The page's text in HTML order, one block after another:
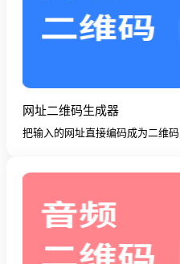
网址二维码生成器
把输入的网址直接编码成为二维码